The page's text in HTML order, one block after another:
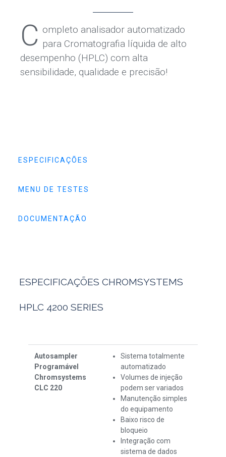
C ompleto analisador automatizado
para Cromatografia líquida de alto
desempenho (HPLC) com alta
sensibilidade, qualidade e precisão!
ESPECIFICAÇÕES
MENU DE TESTES
DOCUMENTAÇÃO
ESPECIFICAÇÕES CHROMSYSTEMS
HPLC 4200 SERIES
Autosampler
Programável
Chromsystems
CLC 220
Sistema totalmente
automatizado
Volumes de injeção
podem ser variados
Manutenção simples
do equipamento
Baixo risco de
bloqueio
Integração com
sistema de dados